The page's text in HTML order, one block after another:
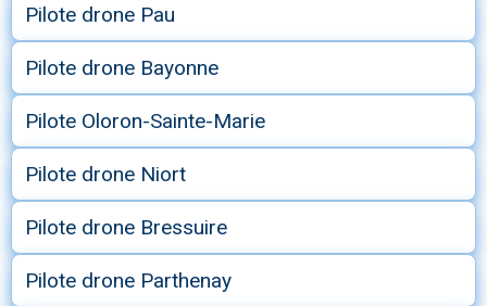
Pilote drone Pau
Pilote drone Bayonne
Pilote Oloron-Sainte-Marie
Pilote drone Niort
Pilote drone Bressuire
Pilote drone Parthenay